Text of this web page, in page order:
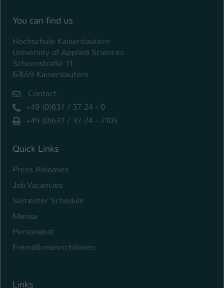
You can find us
Hochschule Kaiserslautern
University of Applied Sciences
Schoenstraße 11
67659 Kaiserslautern
Contact
+49 (0)631 / 37 24 - 0
+49 (0)631 / 37 24 - 2105
Quick Links
Press Releases
Job Vacancies
Semester Schedule
Mensa
Personalrat
Fremdfirmenrichtlinien
Links